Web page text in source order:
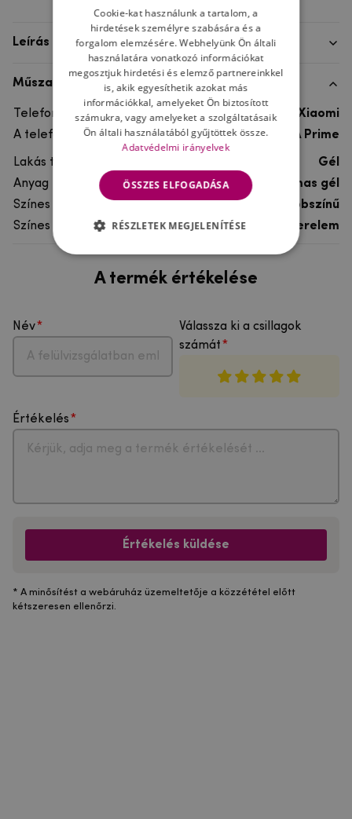
Leírás
Műszaki adatok
Telefon márka
Xiaomi
A telefonmodellhez
Xiaomi Redmi Note 5A Prime
Lakás típusa
Gél
Anyag
rugalmas gél
Színes
többszínű
Színes motívum
Szerelem
A termék értékelése
Név
Válassza ki a csillagok
számát
Értékelés
Értékelés küldése
* A minősítést a webáruház üzemeltetője a közzététel előtt
kétszeresen ellenőrzi.
Cookie-kat használunk a tartalom, a
hirdetések személyre szabására és a
forgalom elemzésére. Webhelyünk Ön általi
használatára vonatkozó információkat
megosztjuk hirdetési és elemző partnereinkkel
is, akik egyesíthetik azokat más
információkkal, amelyeket Ön biztosított
számukra, vagy amelyeket a szolgáltatásaik
Ön általi használatából gyűjtöttek össze.
Adatvédelmi irányelvek
ÖSSZES ELFOGADÁSA
RÉSZLETEK MEGJELENÍTÉSE